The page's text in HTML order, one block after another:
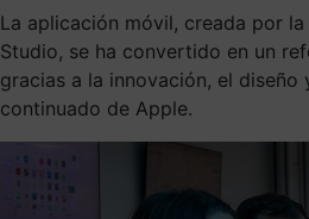
La aplicación móvil, creada por
Studio, se ha convertido en un
gracias a la innovación, el diseño
continuado de Apple.